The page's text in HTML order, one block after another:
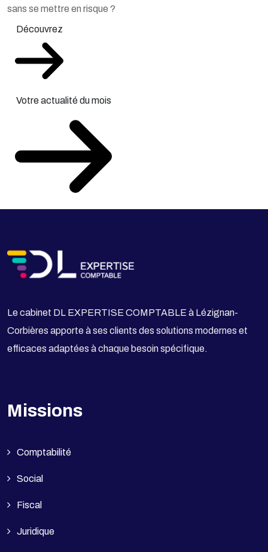
sans se mettre en risque ?
Découvrez
Votre actualité du mois
Le cabinet DL EXPERTISE COMPTABLE à Lézignan-
Corbières apporte à ses clients des solutions modernes et
efficaces adaptées à chaque besoin spécifique.
Missions
Comptabilité
Social
Fiscal
Juridique